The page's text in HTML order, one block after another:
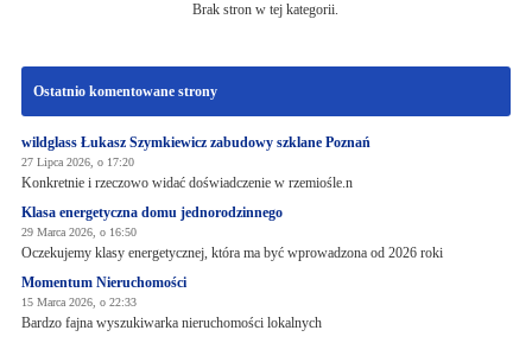
Brak stron w tej kategorii.
Ostatnio komentowane strony
wildglass Łukasz Szymkiewicz zabudowy szklane Poznań
27 Lipca 2026, o 17:20
Konkretnie i rzeczowo widać doświadczenie w rzemiośle.n
Klasa energetyczna domu jednorodzinnego
29 Marca 2026, o 16:50
Oczekujemy klasy energetycznej, która ma być wprowadzona od 2026 roki
Momentum Nieruchomości
15 Marca 2026, o 22:33
Bardzo fajna wyszukiwarka nieruchomości lokalnych